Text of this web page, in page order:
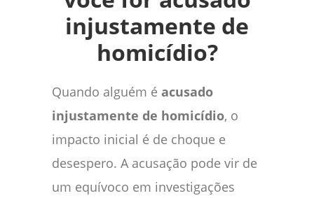
injustamente de
homicídio?
Quando alguém é acusado
injustamente de homicídio, o
impacto inicial é de choque e
desespero. A acusação pode vir de
um equívoco em investigações